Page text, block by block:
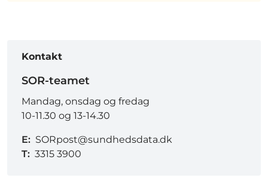
Kontakt
SOR-teamet
Mandag, onsdag og fredag
10-11.30 og 13-14.30
E: SORpost@sundhedsdata.dk
T: 3315 3900